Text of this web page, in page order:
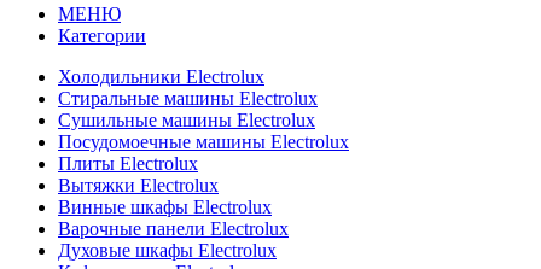
МЕНЮ
Категории
Холодильники Electrolux
Стиральные машины Electrolux
Сушильные машины Electrolux
Посудомоечные машины Electrolux
Плиты Electrolux
Вытяжки Electrolux
Винные шкафы Electrolux
Варочные панели Electrolux
Духовые шкафы Electrolux